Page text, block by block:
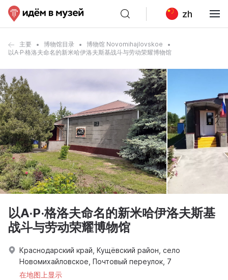
zh
主要 博物馆目录
博物馆 Novomihajlovskoe
以A·P·格洛夫命名的新米哈伊洛夫斯基战斗与劳动荣耀博物馆
以A·P·格洛夫命名的新米哈伊洛夫斯基
战斗与劳动荣耀博物馆
Краснодарский край, Кущёвский район, село
Новомихайловское, Почтовый переулок, 7
在地图上显示